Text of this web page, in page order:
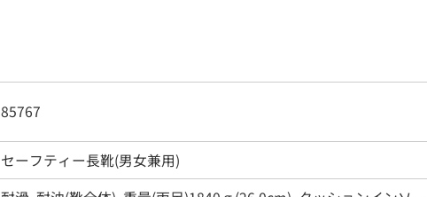
85767
セーフティー長靴(男女兼用)